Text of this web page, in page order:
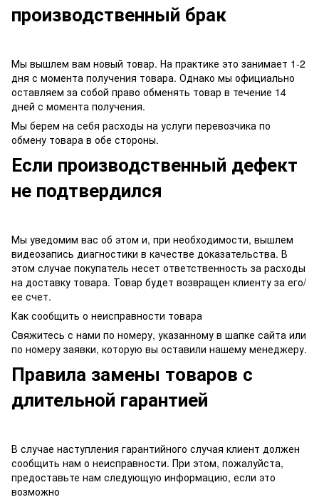
производственный брак
Мы вышлем вам новый товар. На практике это занимает 1-2
дня с момента получения товара. Однако мы официально
оставляем за собой право обменять товар в течение 14
дней с момента получения.
Мы берем на себя расходы на услуги перевозчика по
обмену товара в обе стороны.
Если производственный дефект
не подтвердился
Мы уведомим вас об этом и, при необходимости, вышлем
видеозапись диагностики в качестве доказательства. В
этом случае покупатель несет ответственность за расходы
на доставку товара. Товар будет возвращен клиенту за его/
ее счет.
Как сообщить о неисправности товара
Свяжитесь с нами по номеру, указанному в шапке сайта или
по номеру заявки, которую вы оставили нашему менеджеру.
Правила замены товаров с
длительной гарантией
В случае наступления гарантийного случая клиент должен
сообщить нам о неисправности. При этом, пожалуйста,
предоставьте нам следующую информацию, если это
возможно